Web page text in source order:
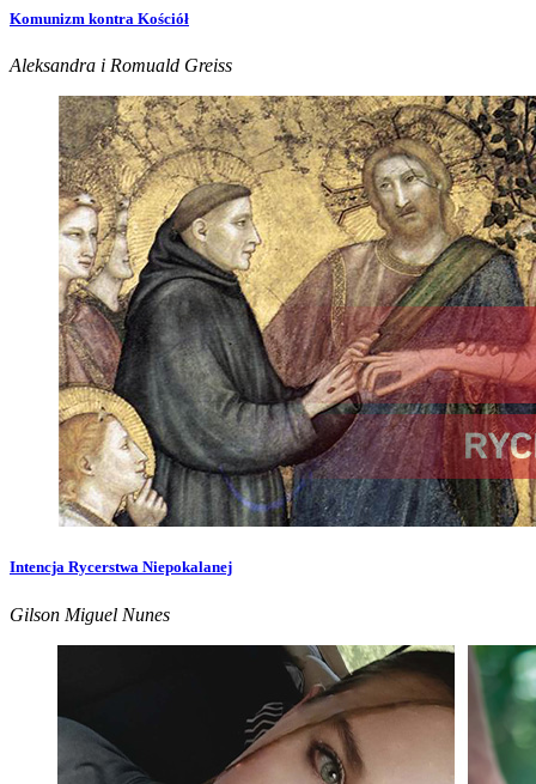
Komunizm kontra Kościół
Aleksandra i Romuald Greiss
Intencja Rycerstwa Niepokalanej
Gilson Miguel Nunes